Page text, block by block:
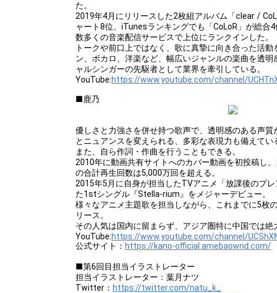
た。
2019年4月にリリースした2枚組アルバム「clear /
ャート8位、iTunesランキングでも「CoLoR」が総合
数多くの音楽配信サービスで上位にランクインした。
トークや前口上ではなく、歌に真摯に向き合った活
ン、ボカロ、洋楽など、幅広いジャンルの楽曲を透
ャルシンガーの先駆者として業界を牽引している。
YouTube:https://www.youtube.com/channel/
■鹿乃
優しさと力強さを併せ持つ歌声で、透明感のある声
とニュアンスを変えられる、多彩な表現力も備えてい
また、自ら作詞・作曲を行うこともできる。
2010年に動画共有サイトへのカバー動画を初投稿し
の合計再生回数は5,000万回を超える。
2015年5月に自身が担当したTVアニメ「放課後のプ
た1stシングル『Stella-rium』をメジャーデビュー。
様々なアニメ主題歌を担当しながら、これまでに5枚
リース。
その人気は国内に留まらず、アジア圏特に中国では絶
YouTube:https://www.youtube.com/channel/
公式サイト： https://kano-official.amebaownd.com/
■第6回目担当イラストレーター
担当イラストレーター：葉月ナツ
Twitter： https://twitter.com/natu_k_